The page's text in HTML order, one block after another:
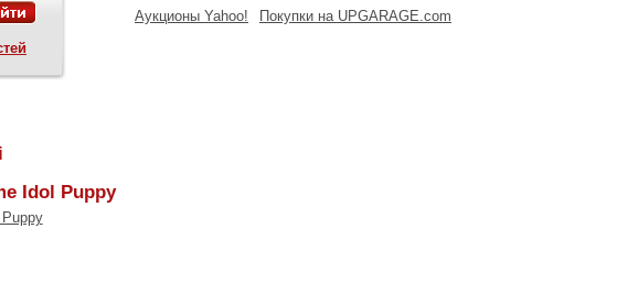
Аукционы Yahoo! Покупки на UPGARAGE.com
Idol Puppy